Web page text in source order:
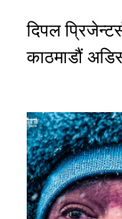
दिपल
काठमाडौं